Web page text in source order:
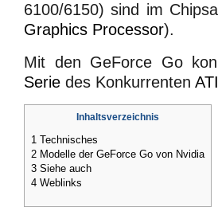
6100/6150) sind im
Graphics Processor).
Mit den GeForce Go
Serie des Konkurrenten ATI
Inhaltsverzeichnis
1 Technisches
2 Modelle der GeForce Go von Nvidia
3 Siehe auch
4 Weblinks